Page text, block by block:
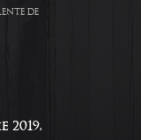
de